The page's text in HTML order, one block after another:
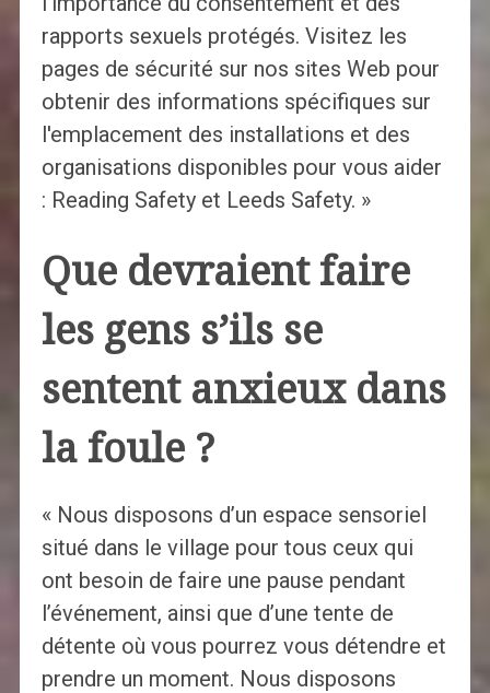
rapports sexuels protégés. Visitez les
pages de sécurité sur nos sites Web pour
obtenir des informations spécifiques sur
l'emplacement des installations et des
organisations disponibles pour vous aider
: Reading Safety et Leeds Safety. »
Que devraient faire
les gens s’ils se
sentent anxieux dans
la foule ?
« Nous disposons d’un espace sensoriel
situé dans le village pour tous ceux qui
ont besoin de faire une pause pendant
l’événement, ainsi que d’une tente de
détente où vous pourrez vous détendre et
prendre un moment. Nous disposons